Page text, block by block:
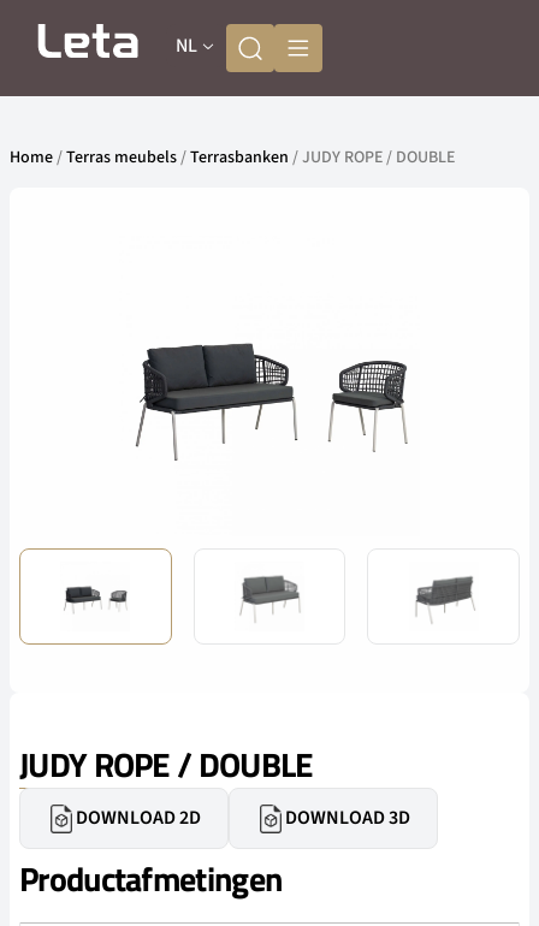
NL
Home/Terras meubels/Terrasbanken / JUDY ROPE / DOUBLE
JUDY ROPE / DOUBLE
DOWNLOAD 2D DOWNLOAD 3D
Productafmetingen